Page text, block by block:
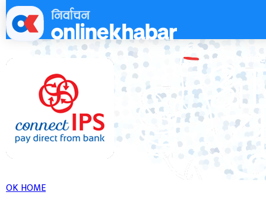
Skip
to
content
OK HOME